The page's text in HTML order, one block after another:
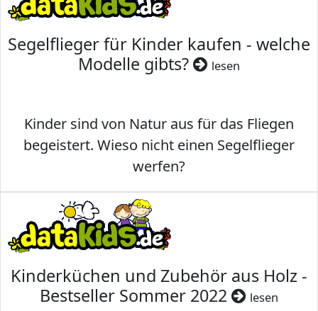
Segelflieger für Kinder kaufen - welche
Modelle gibts?
lesen
Kinder sind von Natur aus für das Fliegen
begeistert. Wieso nicht einen Segelflieger
werfen?
Kinderküchen und Zubehör aus Holz -
Bestseller Sommer 2022
lesen